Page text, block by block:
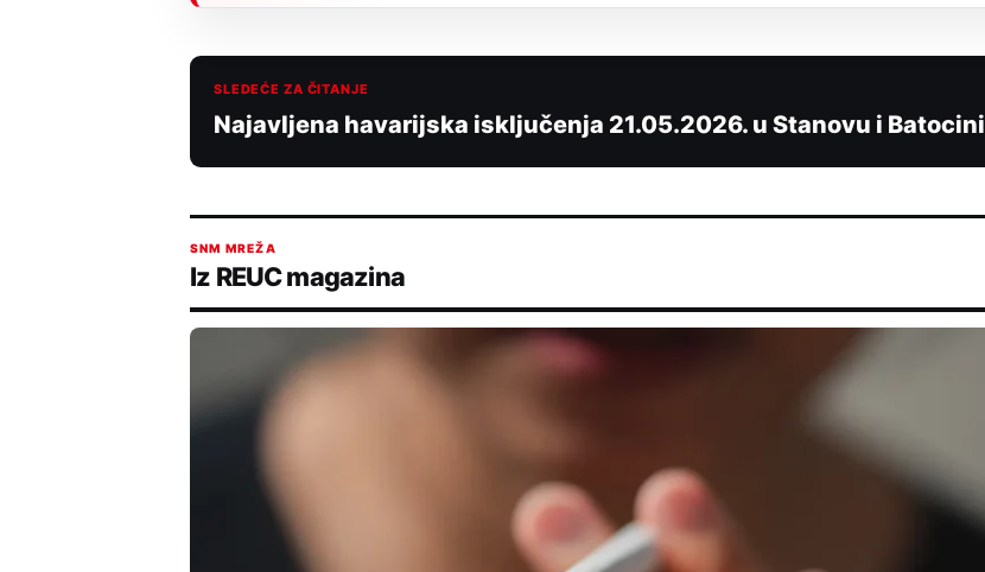
SLEDEĆE ZA ČITANJE
Najavljena havarijska isključenja 21.05.2026. u Stanovu i Batocini
SNM MREŽA
Iz REUC magazina